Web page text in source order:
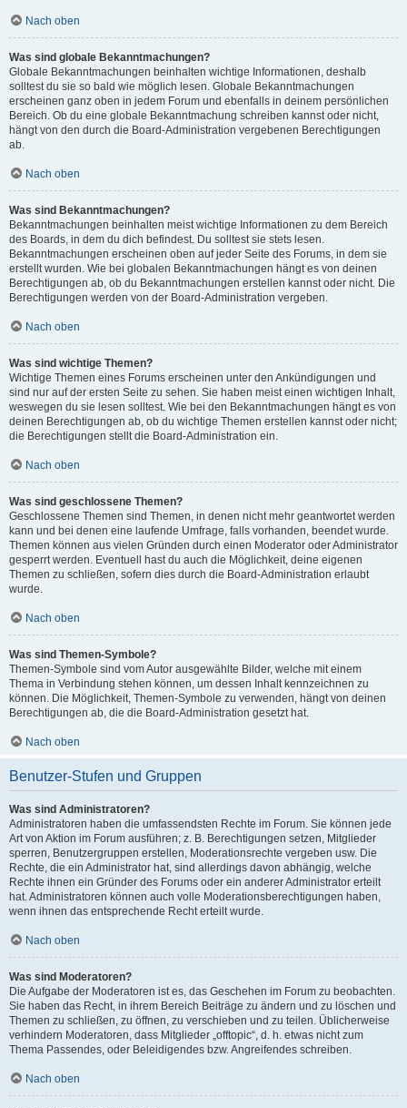
Nach oben
Was sind globale Bekanntmachungen?
Globale Bekanntmachungen beinhalten wichtige Informationen, deshalb
solltest du sie so bald wie möglich lesen. Globale Bekanntmachungen
erscheinen ganz oben in jedem Forum und ebenfalls in deinem persönlichen
Bereich. Ob du eine globale Bekanntmachung schreiben kannst oder nicht,
hängt von den durch die Board-Administration vergebenen Berechtigungen
ab.
Nach oben
Was sind Bekanntmachungen?
Bekanntmachungen beinhalten meist wichtige Informationen zu dem Bereich
des Boards, in dem du dich befindest. Du solltest sie stets lesen.
Bekanntmachungen erscheinen oben auf jeder Seite des Forums, in dem sie
erstellt wurden. Wie bei globalen Bekanntmachungen hängt es von deinen
Berechtigungen ab, ob du Bekanntmachungen erstellen kannst oder nicht. Die
Berechtigungen werden von der Board-Administration vergeben.
Nach oben
Was sind wichtige Themen?
Wichtige Themen eines Forums erscheinen unter den Ankündigungen und
sind nur auf der ersten Seite zu sehen. Sie haben meist einen wichtigen Inhalt,
weswegen du sie lesen solltest. Wie bei den Bekanntmachungen hängt es von
deinen Berechtigungen ab, ob du wichtige Themen erstellen kannst oder nicht;
die Berechtigungen stellt die Board-Administration ein.
Nach oben
Was sind geschlossene Themen?
Geschlossene Themen sind Themen, in denen nicht mehr geantwortet werden
kann und bei denen eine laufende Umfrage, falls vorhanden, beendet wurde.
Themen können aus vielen Gründen durch einen Moderator oder Administrator
gesperrt werden. Eventuell hast du auch die Möglichkeit, deine eigenen
Themen zu schließen, sofern dies durch die Board-Administration erlaubt
wurde.
Nach oben
Was sind Themen-Symbole?
Themen-Symbole sind vom Autor ausgewählte Bilder, welche mit einem
Thema in Verbindung stehen können, um dessen Inhalt kennzeichnen zu
können. Die Möglichkeit, Themen-Symbole zu verwenden, hängt von deinen
Berechtigungen ab, die die Board-Administration gesetzt hat.
Nach oben
Benutzer-Stufen und Gruppen
Was sind Administratoren?
Administratoren haben die umfassendsten Rechte im Forum. Sie können jede
Art von Aktion im Forum ausführen; z. B. Berechtigungen setzen, Mitglieder
sperren, Benutzergruppen erstellen, Moderationsrechte vergeben usw. Die
Rechte, die ein Administrator hat, sind allerdings davon abhängig, welche
Rechte ihnen ein Gründer des Forums oder ein anderer Administrator erteilt
hat. Administratoren können auch volle Moderationsberechtigungen haben,
wenn ihnen das entsprechende Recht erteilt wurde.
Nach oben
Was sind Moderatoren?
Die Aufgabe der Moderatoren ist es, das Geschehen im Forum zu beobachten.
Sie haben das Recht, in ihrem Bereich Beiträge zu ändern und zu löschen und
Themen zu schließen, zu öffnen, zu verschieben und zu teilen. Üblicherweise
verhindern Moderatoren, dass Mitglieder „offtopic“, d. h. etwas nicht zum
Thema Passendes, oder Beleidigendes bzw. Angreifendes schreiben.
Nach oben